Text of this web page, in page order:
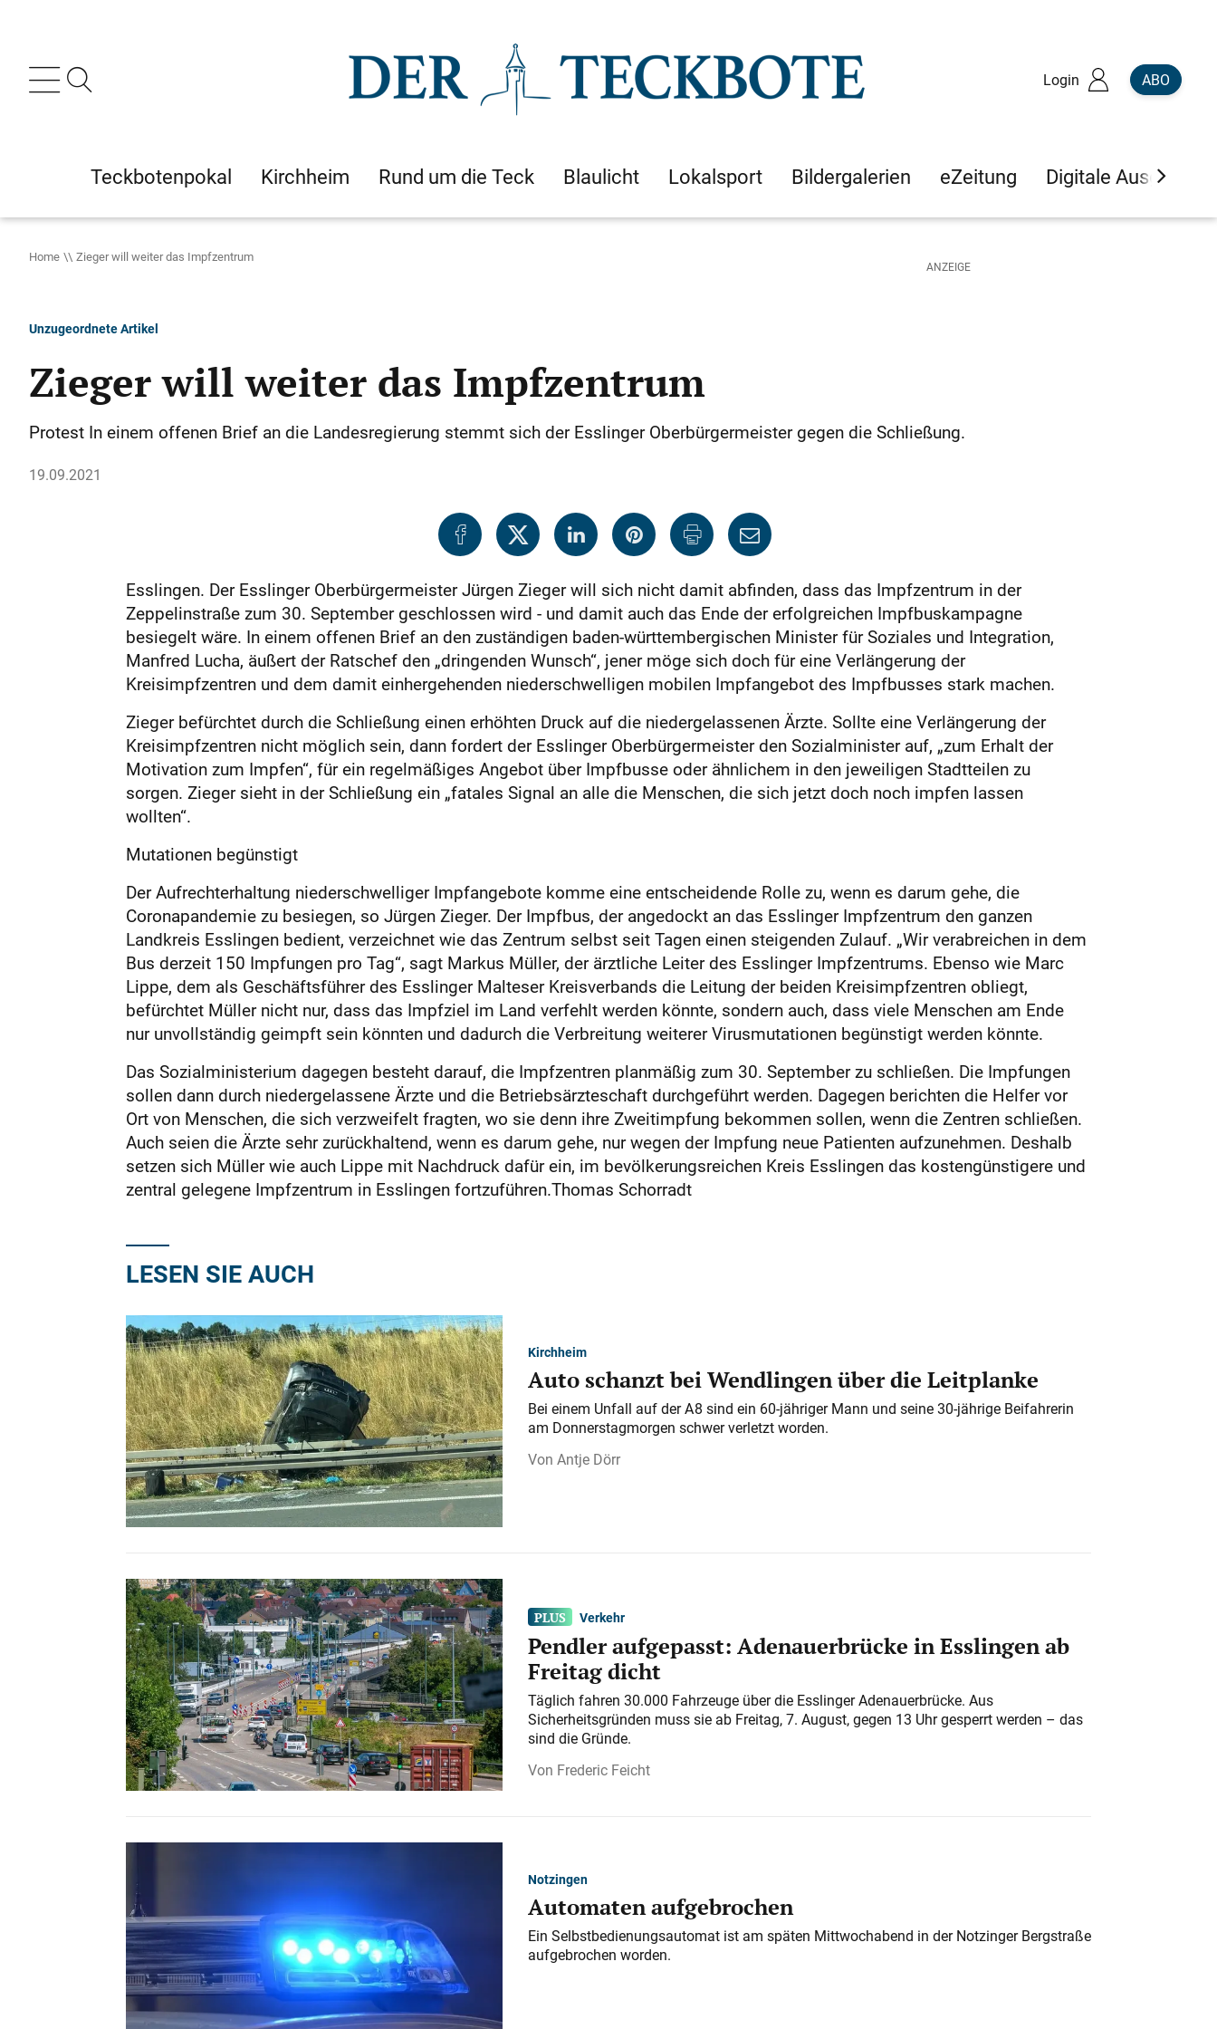
Login ABO
Teckbotenpokal Kirchheim Rund um die Teck Blaulicht Lokalsport Bildergalerien eZeitung Digitale Ausgaben
Home Zieger will weiter das Impfzentrum
Unzugeordnete Artikel
Zieger will weiter das Impfzentrum
Protest In einem offenen Brief an die Landesregierung stemmt sich der Esslinger Oberbürgermeister gegen die Schließung.
19.09.2021
Esslingen. Der Esslinger Oberbürgermeister Jürgen Zieger will sich nicht damit abfinden, dass das Impfzentrum in der
Zeppelinstraße zum 30. September geschlossen wird - und damit auch das Ende der erfolgreichen Impfbuskampagne
besiegelt wäre. In einem offenen Brief an den zuständigen baden-württembergischen Minister für Soziales und Integration,
Manfred Lucha, äußert der Ratschef den „dringenden Wunsch“, jener möge sich doch für eine Verlängerung der
Kreisimpfzentren und dem damit einhergehenden niederschwelligen mobilen Impfangebot des Impfbusses stark machen.
Zieger befürchtet durch die Schließung einen erhöhten Druck auf die niedergelassenen Ärzte. Sollte eine Verlängerung der
Kreis­impfzentren nicht möglich sein, dann fordert der Esslinger Oberbürgermeister den Sozialminister auf, „zum Erhalt der
Motivation zum Impfen“, für ein regelmäßiges Angebot über Impfbusse oder ähnlichem in den jeweiligen Stadtteilen zu
sorgen. Zieger sieht in der Schließung ein „fatales Signal an alle die Menschen, die sich jetzt doch noch impfen lassen
wollten“.
Mutationen begünstigt
Der Aufrechterhaltung niederschwelliger Impfangebote komme eine entscheidende Rolle zu, wenn es darum gehe, die
Coronapandemie zu besiegen, so Jürgen Zieger. Der Impfbus, der angedockt an das Esslinger Impfzentrum den ganzen
Landkreis Esslingen bedient, verzeichnet wie das Zen­trum selbst seit Tagen einen steigenden Zulauf. „Wir verabreichen in dem
Bus derzeit 150 Impfungen pro Tag“, sagt Markus Müller, der ärztliche Leiter des Esslinger Impfzentrums. Ebenso wie Marc
Lippe, dem als Geschäftsführer des Esslinger Malteser Kreisverbands die Leitung der beiden Kreisimpfzentren obliegt,
befürchtet Müller nicht nur, dass das Impfziel im Land verfehlt werden könnte, sondern auch, dass viele Menschen am Ende
nur unvollständig geimpft sein könnten und dadurch die Verbreitung weiterer Virusmutationen begünstigt werden könnte.
Das Sozialministerium dagegen besteht darauf, die Impfzen­tren planmäßig zum 30. September zu schließen. Die Impfungen
sollen dann durch niedergelassene Ärzte und die Betriebsärzteschaft durchgeführt werden. Dagegen berichten die Helfer vor
Ort von Menschen, die sich verzweifelt fragten, wo sie denn ihre Zweitimpfung bekommen sollen, wenn die Zentren schließen.
Auch seien die Ärzte sehr zurückhaltend, wenn es darum gehe, nur wegen der Impfung neue Patienten aufzunehmen. Deshalb
setzen sich Müller wie auch Lippe mit Nachdruck dafür ein, im bevölkerungsreichen Kreis Esslingen das kostengünstigere und
zentral gelegene Impfzentrum in Esslingen fortzuführen.Thomas Schorradt
LESEN SIE AUCH
Kirchheim
Auto schanzt bei Wendlingen über die Leitplanke
Bei einem Unfall auf der A 8 sind ein 60-jähriger Mann und seine 30-jährige Beifahrerin
am Donnerstagmorgen schwer verletzt worden.
Antje Dörr
Verkehr
Pendler aufgepasst: Adenauerbrücke in Esslingen ab
Freitag dicht
Täglich fahren 30.000 Fahrzeuge über die Esslinger Adenauerbrücke. Aus
Sicherheitsgründen muss sie ab Freitag, 7. August, gegen 13 Uhr gesperrt werden – das
sind die Gründe.
Frederic Feicht
Notzingen
Automaten aufgebrochen
Ein Selbstbedienungsautomat ist am späten Mittwochabend in der Notzinger Bergstraße
aufgebrochen worden.